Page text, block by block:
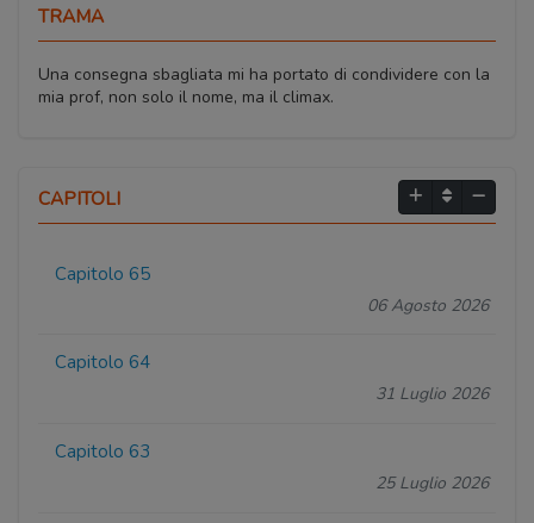
TRAMA
Una consegna sbagliata mi ha portato di condividere con la
mia prof, non solo il nome, ma il climax.
CAPITOLI
Capitolo 65
06 Agosto 2026
Capitolo 64
31 Luglio 2026
Capitolo 63
25 Luglio 2026